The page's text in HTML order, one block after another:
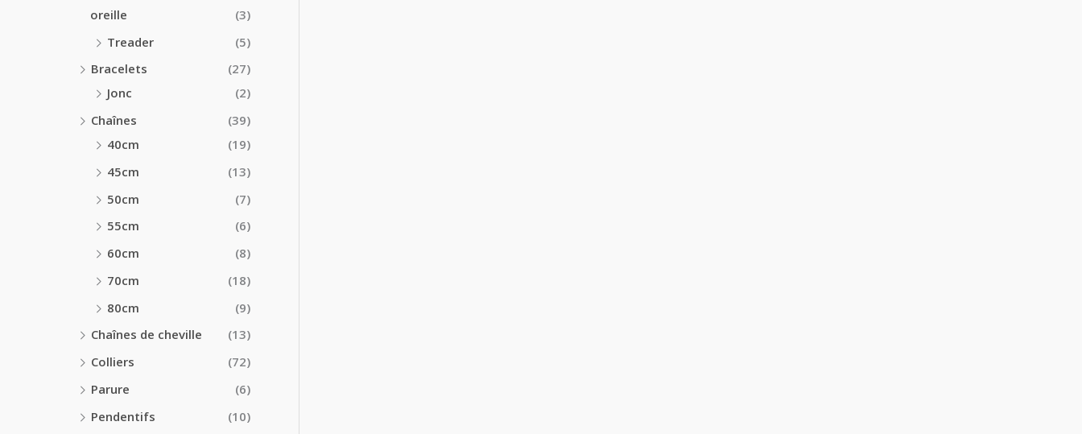
oreille
(3)
Treader
(5)
Bracelets
(27)
Jonc
(2)
Chaînes
(39)
40cm
(19)
45cm
(13)
50cm
(7)
55cm
(6)
60cm
(8)
70cm
(18)
80cm
(9)
Chaînes de cheville
(13)
Colliers
(72)
Parure
(6)
Pendentifs
(10)